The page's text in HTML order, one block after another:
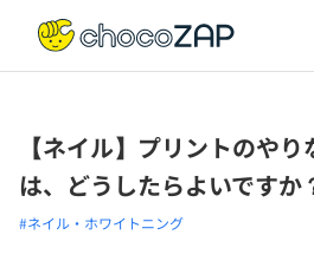
【ネイル】プリントのや
は、どうしたらよいですか
#ネイル・ホワイトニング